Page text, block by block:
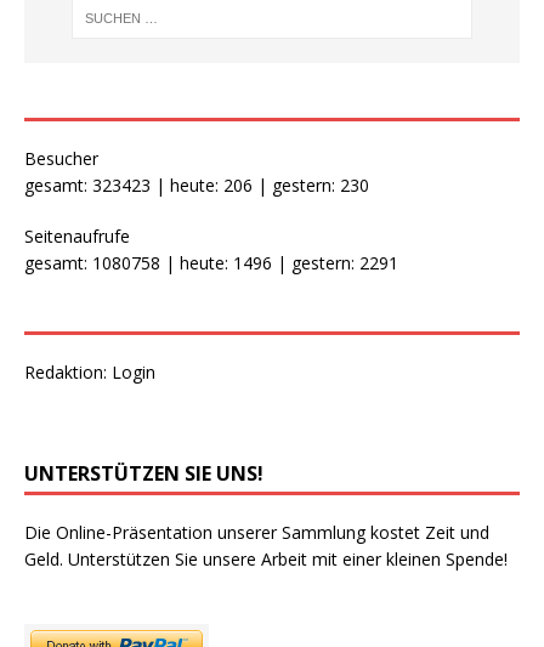
Besucher
gesamt: 323423 | heute: 206 | gestern: 230
Seitenaufrufe
gesamt: 1080758 | heute: 1496 | gestern: 2291
Redaktion: Login
UNTERSTÜTZEN SIE UNS!
Die Online-Präsentation unserer Sammlung kostet Zeit und
Geld. Unterstützen Sie unsere Arbeit mit einer kleinen Spende!